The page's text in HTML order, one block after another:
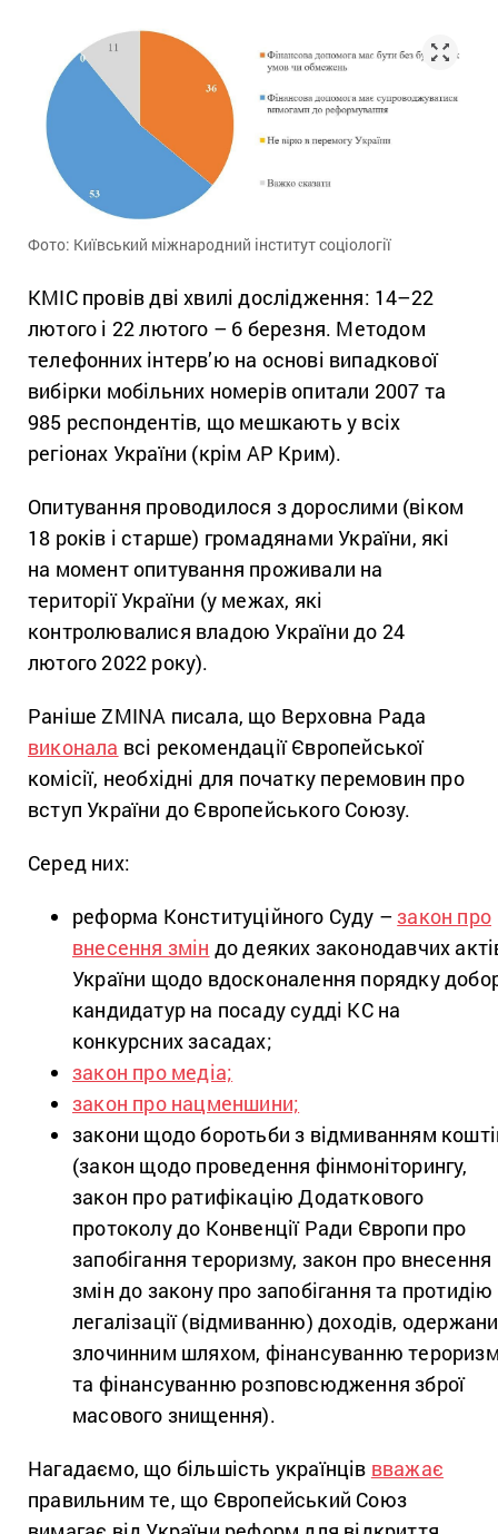
Фото: Київський міжнародний інститут соціології
КМІС провів дві хвилі дослідження: 14–22
лютого і 22 лютого – 6 березня. Методом
телефонних інтерв’ю на основі випадкової
вибірки мобільних номерів опитали 2007 та
985 респондентів, що мешкають у всіх
регіонах України (крім АР Крим).
Опитування проводилося з дорослими (віком
18 років і старше) громадянами України, які
на момент опитування проживали на
території України (у межах, які
контролювалися владою України до 24
лютого 2022 року).
Раніше ZMINA писала, що Верховна Рада
виконала всі рекомендації Європейської
комісії, необхідні для початку перемовин про
вступ України до Європейського Союзу.
Серед них:
реформа Конституційного Суду –закон про
внесення змін до деяких законодавчих
України щодо вдосконалення порядку
кандидатур на посаду судді КС на
конкурсних засадах;
закон про медіа;
закон про нацменшини;
закони щодо боротьби з відмиванням
(закон щодо проведення фінмоніторингу,
закон про ратифікацію Додаткового
протоколу до Конвенції Ради Європи про
запобігання тероризму, закон про внесення
змін до закону про запобігання та протидію
легалізації (відмиванню) доходів,
злочинним шляхом, фінансуванню
та фінансуванню розповсюдження зброї
масового знищення).
Нагадаємо, що більшість українців вважає
правильним те, що Європейський Союз